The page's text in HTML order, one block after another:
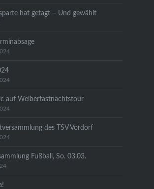
hat getagt – Und gewählt
auf Weiberfastnachtstour
des TSV Vordorf
Fußball, So. 03.03.